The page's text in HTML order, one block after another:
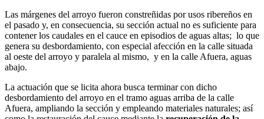
Las márgenes del arroyo fueron constreñidas por usos ribereños en
el pasado y, en consecuencia, su sección actual no es suficiente para
contener los caudales en el cauce en episodios de aguas altas; lo que
genera su desbordamiento, con especial afección en la calle situada
al oeste del arroyo y paralela al mismo, y en la calle Afuera, aguas
abajo.
La actuación que se licita ahora busca terminar con dicho
desbordamiento del arroyo en el tramo aguas arriba de la calle
Afuera, ampliando la sección y empleando materiales naturales; así